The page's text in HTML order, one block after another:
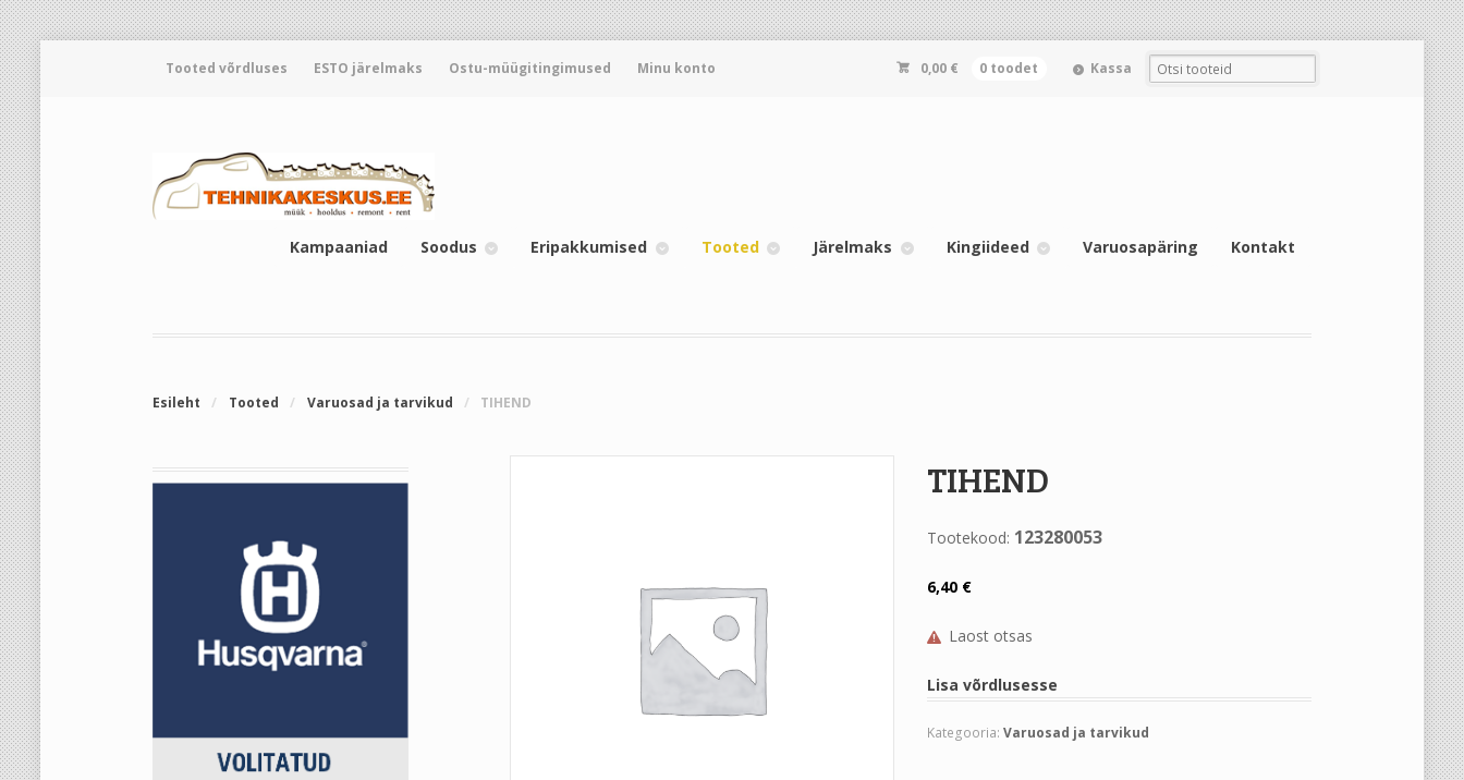
Tooted võrdluses ESTO järelmaks Ostu-müügitingimused Minu konto 0,00 € 0 toodet Kassa
Kampaaniad Soodus Eripakkumised Tooted Järelmaks Kingiideed Varuosapäring Kontakt
Esileht / Tooted / Varuosad ja tarvikud / TIHEND
TIHEND
Tootekood: 123280053
6,40 €
Laost otsas
Lisa võrdlusesse
Kategooria: Varuosad ja tarvikud